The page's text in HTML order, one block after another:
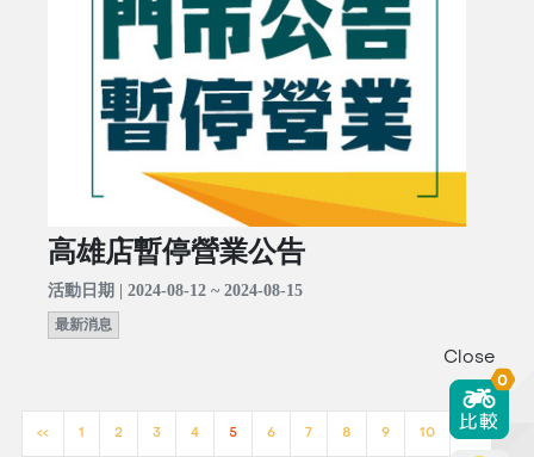
高雄店暫停營業公告
活動日期 | 2024-08-12 ~ 2024-08-15
最新消息
<< 1 2 3 4 5 6 7 8 9 10 >>
Close
0